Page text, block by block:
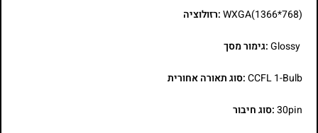
WXGA(1366*768):רזולוציה
Glossy:גימור מסך
CCFL 1-Bulb:סוג תאורה אחורית
30pin:סוג חיבור